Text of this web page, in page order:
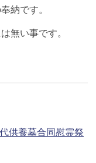
納です。
無い事です。
供養墓合同慰霊祭